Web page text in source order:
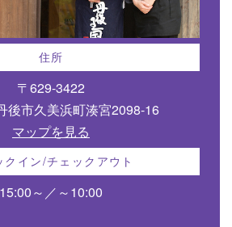
住所
〒629-3422
後市久美浜町湊宮2098-16
マップを見る
クイン/チェックアウト
15:00～／～10:00